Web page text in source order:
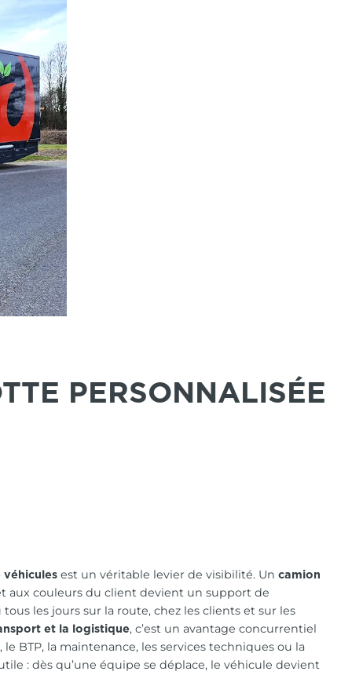
PERSONNALISÉE
est un véritable levier de visibilité. Un camion
aux couleurs du client devient un support de
les jours sur la route, chez les clients et sur les
et la logistique, c’est un avantage concurrentiel
BTP, la maintenance, les services techniques ou la
: dès qu’une équipe se déplace, le véhicule devient